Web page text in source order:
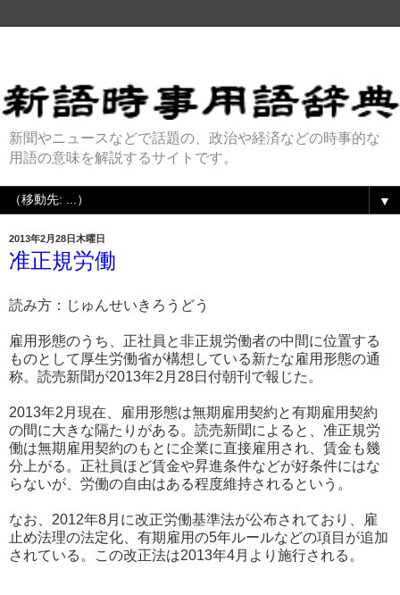
新聞やニュースなどで話題の、政治や経済などの時事的な
用語の意味を解説するサイトです。
▼
2013年2月28日木曜日
准正規労働
読み方：じゅんせいきろうどう
雇用形態のうち、正社員と非正規労働者の中間に位置する
ものとして厚生労働省が構想している新たな雇用形態の通
称。読売新聞が2013年2月28日付朝刊で報じた。
2013年2月現在、雇用形態は無期雇用契約と有期雇用契約
の間に大きな隔たりがある。読売新聞によると、准正規労
働は無期雇用契約のもとに企業に直接雇用され、賃金も幾
分上がる。正社員ほど賃金や昇進条件などが好条件にはな
らないが、労働の自由はある程度維持されるという。
なお、2012年8月に改正労働基準法が公布されており、雇
止め法理の法定化、有期雇用の5年ルールなどの項目が追加
されている。この改正法は2013年4月より施行される。